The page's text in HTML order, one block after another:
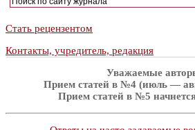
Стать рецензентом
Контакты, учредитель, редакция
Уважаемые
Прием статей в №4 (июль —
Прием статей в №5